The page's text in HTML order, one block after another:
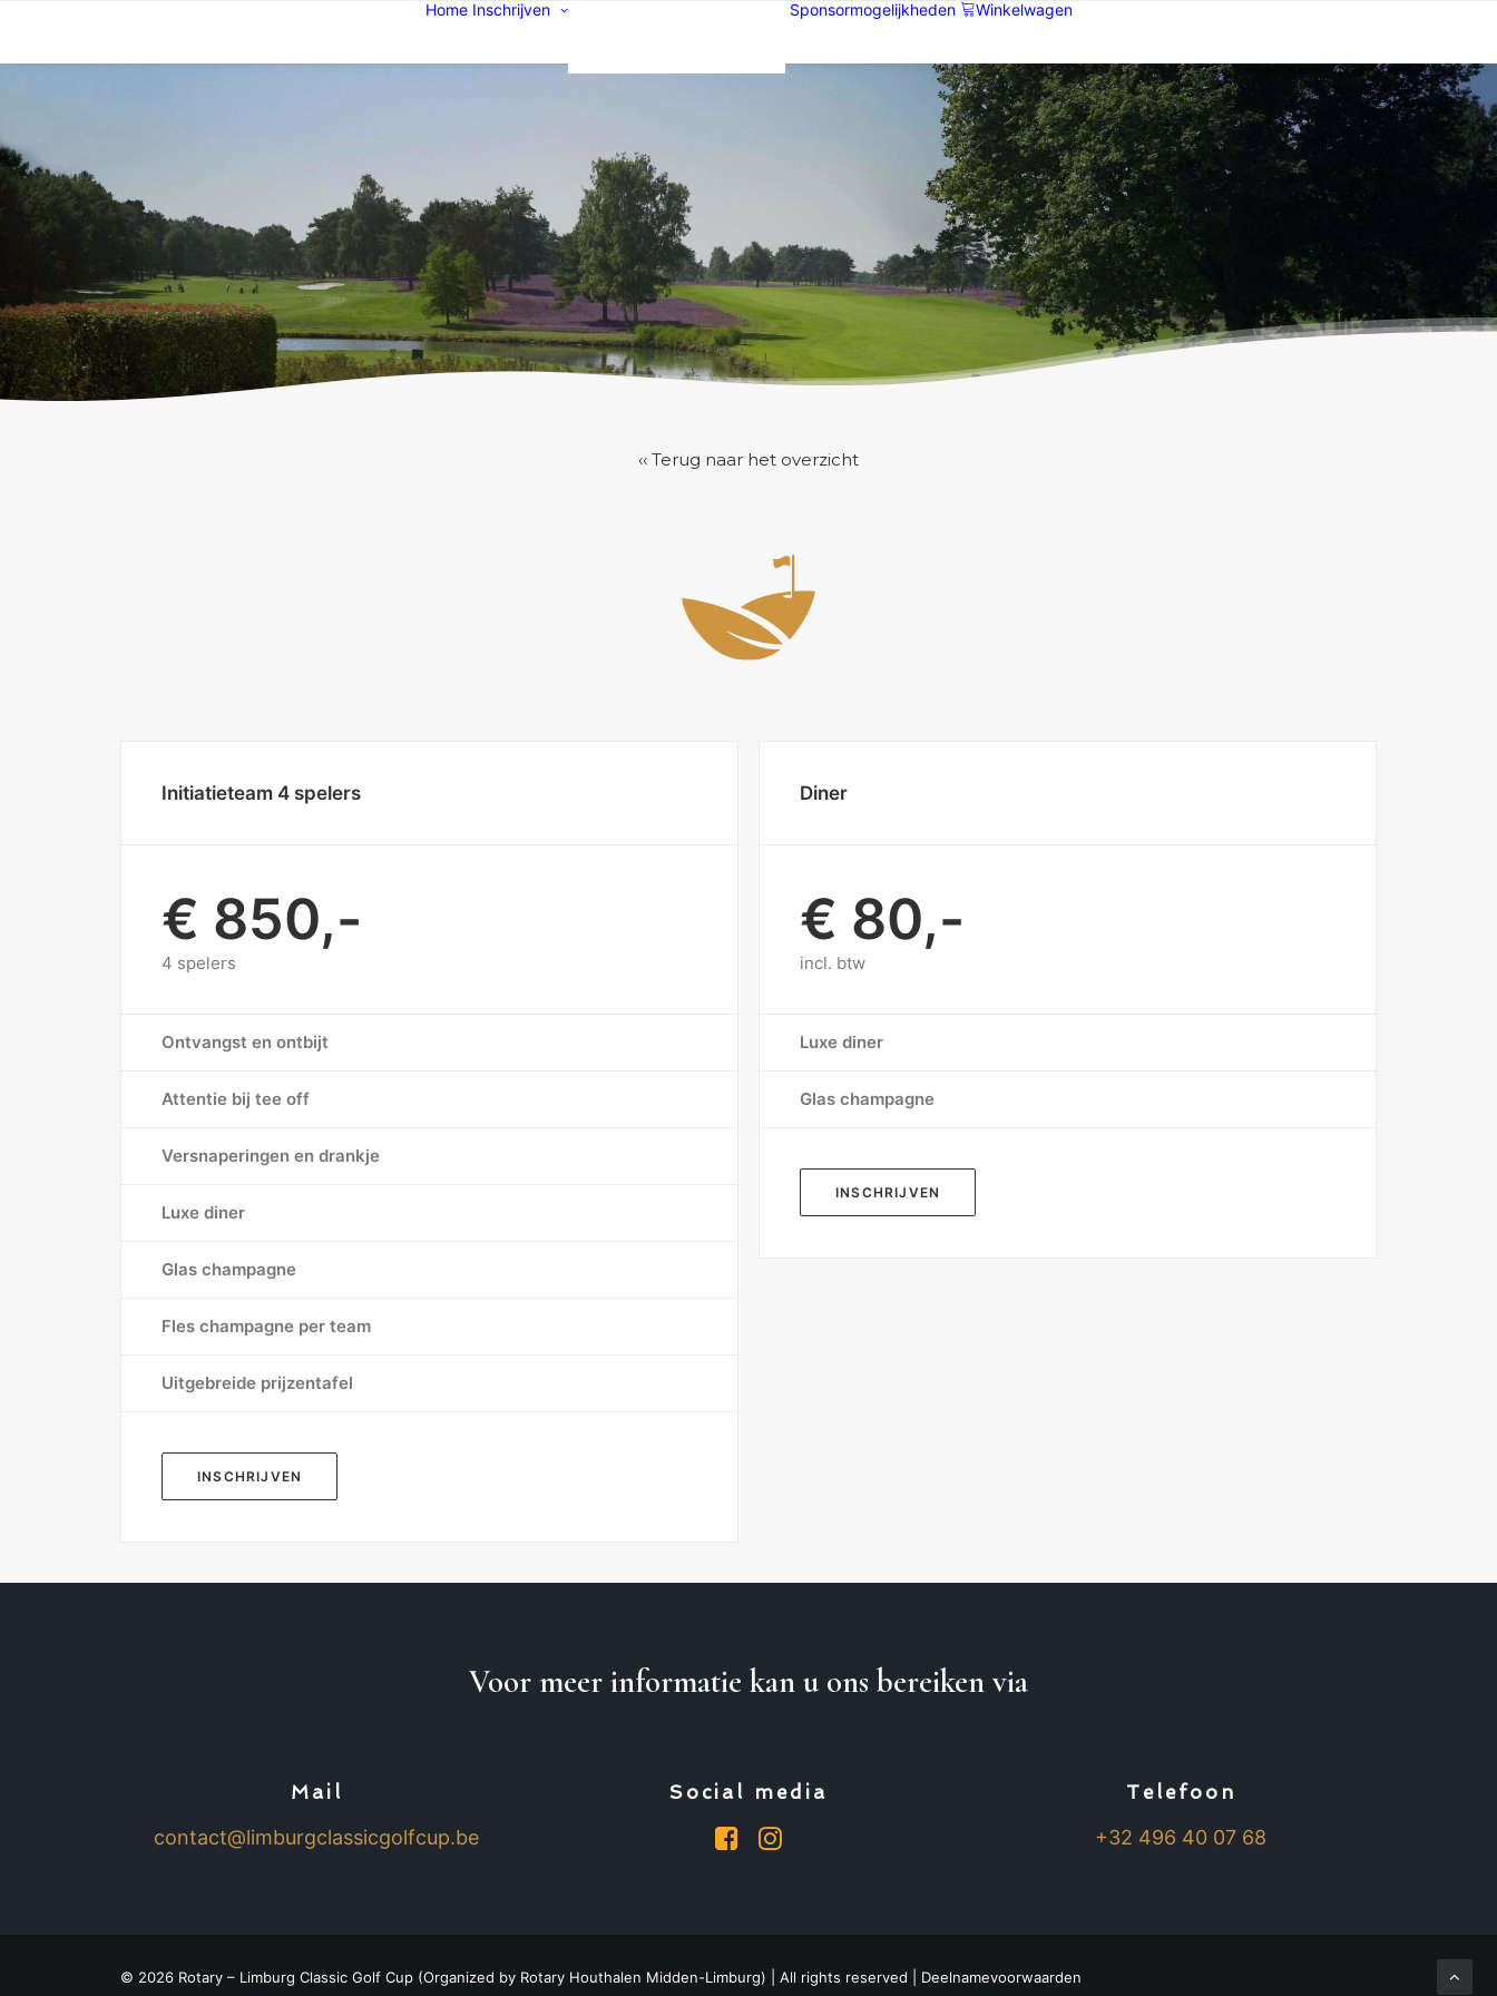
Home Inschrijven Sponsormogelijkheden Winkelwagen
‹‹ Terug naar het overzicht
Initiatieteam 4 spelers
€ 850,-
4 spelers
Ontvangst en ontbijt
Attentie bij tee off
Versnaperingen en drankje
Luxe diner
Glas champagne
Fles champagne per team
Uitgebreide prijzentafel
INSCHRIJVEN
Diner
€ 80,-
incl. btw
Luxe diner
Glas champagne
INSCHRIJVEN
Voor meer informatie kan u ons bereiken via
Mail
contact@limburgclassicgolfcup.be
Social media Telefoon
+32 496 40 07 68
© 2026 Rotary – Limburg Classic Golf Cup (Organized by Rotary Houthalen Midden-Limburg) | All rights reserved | Deelnamevoorwaarden